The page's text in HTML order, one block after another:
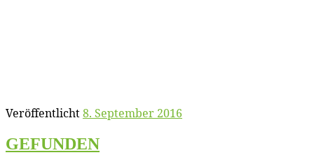
Veröffentlicht8. September 2016
GEFUNDEN